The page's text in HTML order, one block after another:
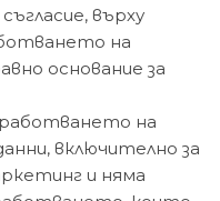
върху
на
основание за
на
включително за
и няма